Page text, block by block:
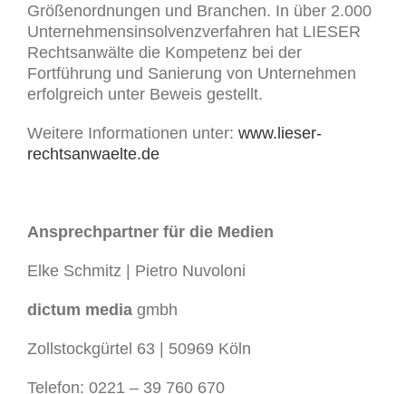
Größenordnungen und Branchen. In über 2.000
Unternehmensinsolvenzverfahren hat LIESER
Rechtsanwälte die Kompetenz bei der
Fortführung und Sanierung von Unternehmen
erfolgreich unter Beweis gestellt.
Weitere Informationen unter: www.lieser-
rechtsanwaelte.de
Ansprechpartner für die Medien
Elke Schmitz | Pietro Nuvoloni
dictum media gmbh
Zollstockgürtel 63 | 50969 Köln
Telefon: 0221 – 39 760 670